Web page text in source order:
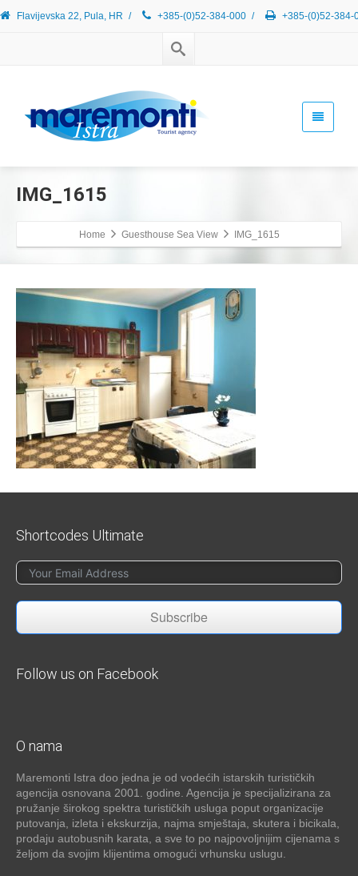
Flavijevska 22, Pula, HR / +385-(0)52-384-000 / +385-(0)52-
IMG_1615
Home Guesthouse Sea View IMG_1615
Shortcodes Ultimate
Subscribe
Follow us on Facebook
O nama
Maremonti Istra doo jedna je od vodećih istarskih turističkih
agencija osnovana 2001. godine. Agencija je specijalizirana za
pružanje širokog spektra turističkih usluga poput organizacije
putovanja, izleta i ekskurzija, najma smještaja, skutera i bicikala,
prodaju autobusnih karata, a sve to po najpovoljnijim cijenama s
željom da svojim klijentima omogući vrhunsku uslugu.